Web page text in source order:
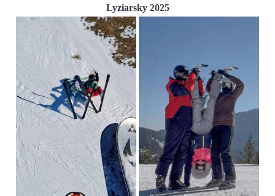
Lyziarsky 2025